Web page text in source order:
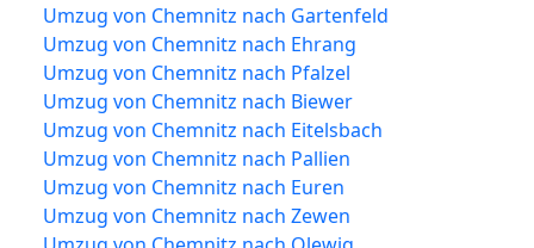
Umzug von Chemnitz nach Gartenfeld
Umzug von Chemnitz nach Ehrang
Umzug von Chemnitz nach Pfalzel
Umzug von Chemnitz nach Biewer
Umzug von Chemnitz nach Eitelsbach
Umzug von Chemnitz nach Pallien
Umzug von Chemnitz nach Euren
Umzug von Chemnitz nach Zewen